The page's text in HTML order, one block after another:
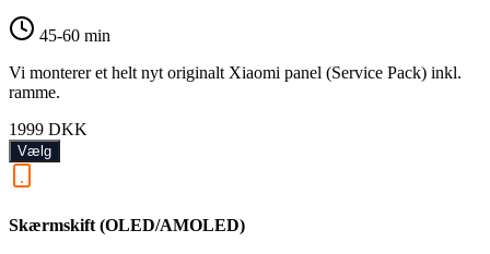
45-60 min
Vi monterer et helt nyt originalt Xiaomi panel (Service Pack) inkl.
ramme.
1999 DKK
Vælg
Skærmskift (OLED/AMOLED)